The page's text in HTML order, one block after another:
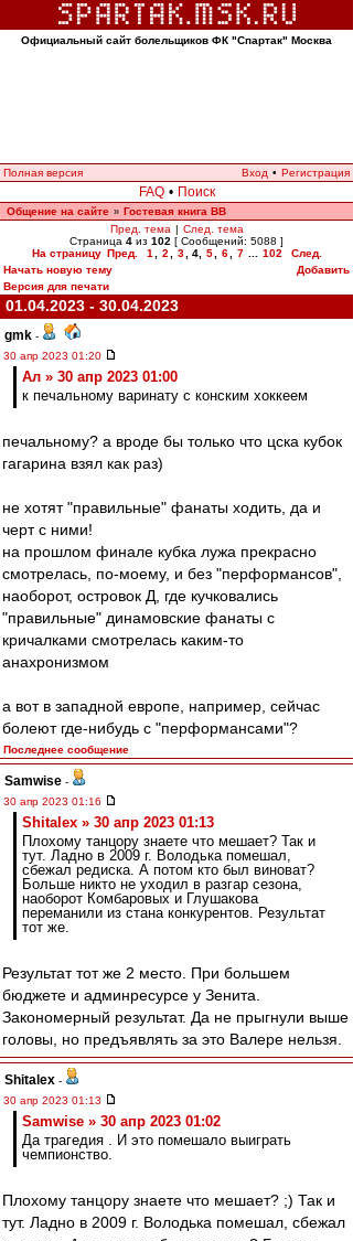
Официальный сайт болельщиков ФК "Спартак" Москва
Полная версия Вход • Регистрация
FAQ • Поиск
Общение на сайте » Гостевая книга ВВ
Пред. тема | След. тема
Страница 4 из 102 [ Сообщений: 5088 ]
На страницу Пред. 1 2 3 4, 5 6 7 102
След.
Начать новую тему
Добавить
Версия для печати
01.04.2023 - 30.04.2023
gmk -
30 апр 2023 01:20
Ал » 30 апр 2023 01:00
к печальному варинату с конским хоккеем
печальному? а вроде бы только что цска кубок
гагарина взял как раз)
не хотят "правильные" фанаты ходить, да и
черт с ними!
на прошлом финале кубка лужа прекрасно
смотрелась, по-моему, и без "перформансов",
наоборот, островок Д, где кучковались
"правильные" динамовские фанаты с
кричалками смотрелась каким-то
анахронизмом
а вот в западной европе, например, сейчас
болеют где-нибудь с "перформансами"?
Последнее сообщение
Samwise -
30 апр 2023 01:16
Shitalex » 30 апр 2023 01:13
Плохому танцору знаете что мешает? Так и
тут. Ладно в 2009 г. Володька помешал,
сбежал редиска. А потом кто был виноват?
Больше никто не уходил в разгар сезона,
наоборот Комбаровых и Глушакова
переманили из стана конкурентов. Результат
тот же.
Результат тот же 2 место. При большем
бюджете и админресурсе у Зенита.
Закономерный результат. Да не прыгнули выше
головы, но предъявлять за это Валере нельзя.
Shitalex -
30 апр 2023 01:13
Samwise » 30 апр 2023 01:02
Да трагедия . И это помешало выиграть
чемпионство.
Плохому танцору знаете что мешает? ;) Так и
тут. Ладно в 2009 г. Володька помешал, сбежал